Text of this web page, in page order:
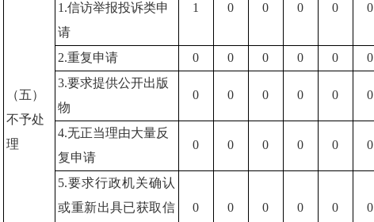
（五）
不予处
理
1.信访举报投诉类申
请
1 0 0 0 0 0
2.重复申请 0 0 0 0 0
0
3.要求提供公开出版
物
0 0 0 0 0 0
4.无正当理由大量反
复申请
0 0 0 0 0 0
5.要求行政机关确认
或重新出具已获取信
0 0 0 0 0 0